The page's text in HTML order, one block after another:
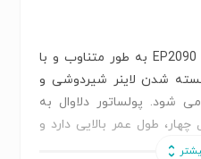
پولساتور دو کانال دلاوال مدل EP2090 به طور متناوب و با
شدن لاینر شیردوشی و
شود. پولساتور دلاوال به
طول عمر بالایی دارد و